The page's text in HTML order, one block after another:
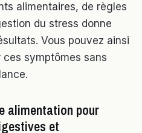
alimentaires, de règles
du stress donne
Vous pouvez ainsi
symptômes sans
alimentation pour
et